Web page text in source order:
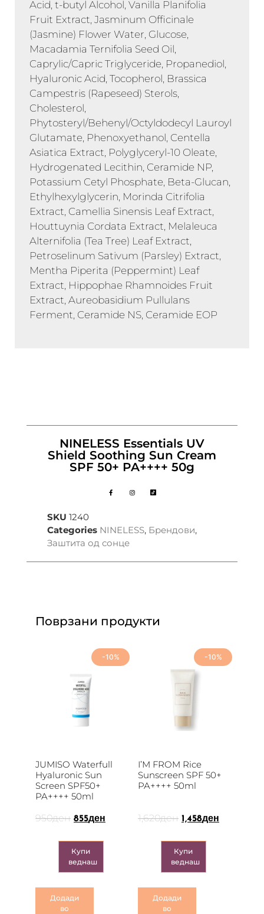
Acid, t-butyl Alcohol, Vanilla Planifolia
Fruit Extract, Jasminum Officinale
(Jasmine) Flower Water, Glucose,
Macadamia Ternifolia Seed Oil,
Caprylic/Capric Triglyceride, Propanediol,
Hyaluronic Acid, Tocopherol, Brassica
Campestris (Rapeseed) Sterols,
Cholesterol,
Phytosteryl/Behenyl/Octyldodecyl Lauroyl
Glutamate, Phenoxyethanol, Centella
Asiatica Extract, Polyglyceryl-10 Oleate,
Hydrogenated Lecithin, Ceramide NP,
Potassium Cetyl Phosphate, Beta-Glucan,
Ethylhexylglycerin, Morinda Citrifolia
Extract, Camellia Sinensis Leaf Extract,
Houttuynia Cordata Extract, Melaleuca
Alternifolia (Tea Tree) Leaf Extract,
Petroselinum Sativum (Parsley) Extract,
Mentha Piperita (Peppermint) Leaf
Extract, Hippophae Rhamnoides Fruit
Extract, Aureobasidium Pullulans
Ferment, Ceramide NS, Ceramide EOP
NINELESS Essentials UV
Shield Soothing Sun Cream
SPF 50+ PA++++ 50g
SKU 1240
Categories NINELESS, Брендови,
Заштита од сонце
Поврзани продукти
-10%
JUMISO Waterfull
Hyaluronic Sun
Screen SPF50+
PA++++ 50ml
950ден 855ден
Купи
веднаш
Додади
во
-10%
I’M FROM Rice
Sunscreen SPF 50+
PA++++ 50ml
1,620ден 1,458ден
Купи
веднаш
Додади
во